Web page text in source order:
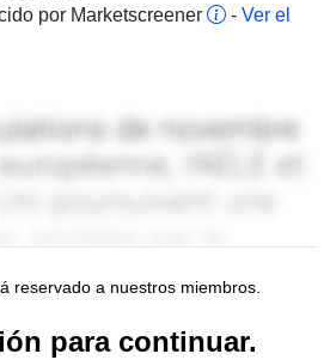
por Marketscreener
- Ver el
reservado a nuestros miembros.
para continuar.